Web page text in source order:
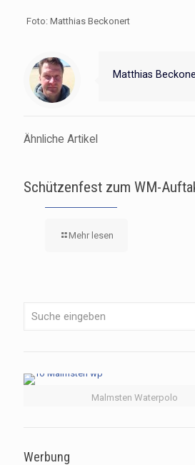
Foto: Matthias Beckonert
Matthias
Ähnliche Artikel
Schützenfest zum WM-
Mehr lesen
Malmsten Waterpolo
Werbung